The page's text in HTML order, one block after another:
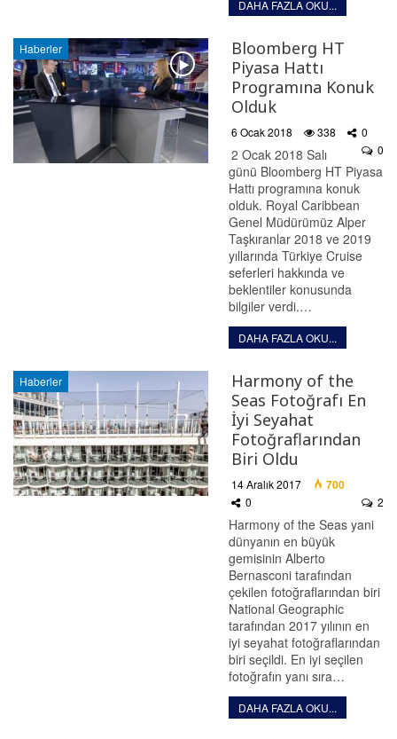
DAHA FAZLA OKU...
Haberler
Bloomberg HT
Piyasa Hattı
Programına Konuk
Olduk
6 Ocak 2018 338
0
0
2 Ocak 2018 Salı
günü Bloomberg HT Piyasa
Hattı programına konuk
olduk. Royal Caribbean
Genel Müdürümüz Alper
Taşkıranlar 2018 ve 2019
yıllarında Türkiye Cruise
seferleri hakkında ve
beklentiler konusunda
bilgiler verdi.…
DAHA FAZLA OKU...
Haberler
Harmony of the
Seas Fotoğrafı En
İyi Seyahat
Fotoğraflarından
Biri Oldu
14 Aralık 2017 700
0 2
Harmony of the Seas yani
dünyanın en büyük
gemisinin Alberto
Bernasconi tarafından
çekilen fotoğraflarından biri
National Geographic
tarafından 2017 yılının en
iyi seyahat fotoğraflarından
biri seçildi. En iyi seçilen
fotoğrafın yanı sıra…
DAHA FAZLA OKU...